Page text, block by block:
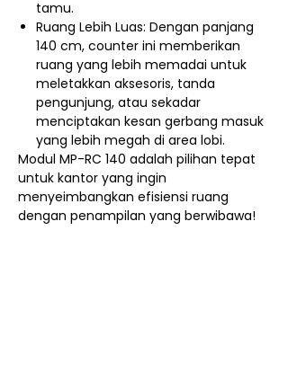
tamu.
Ruang Lebih Luas: Dengan panjang
140 cm, counter ini memberikan
ruang yang lebih memadai untuk
meletakkan aksesoris, tanda
pengunjung, atau sekadar
menciptakan kesan gerbang masuk
yang lebih megah di area lobi.
Modul MP-RC 140 adalah pilihan tepat
untuk kantor yang ingin
menyeimbangkan efisiensi ruang
dengan penampilan yang berwibawa!